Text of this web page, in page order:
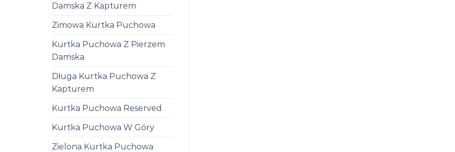
Damska Z Kapturem
Zimowa Kurtka Puchowa
Kurtka Puchowa Z Pierzem
Damska
Długa Kurtka Puchowa Z
Kapturem
Kurtka Puchowa Reserved
Kurtka Puchowa W Góry
Zielona Kurtka Puchowa